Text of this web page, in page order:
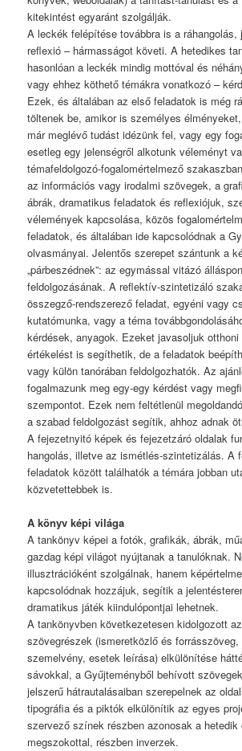
kitekintést egyaránt szolgálják.
A leckék felépítése továbbra is a ráhangolás,
reflexió – hármasságot követi. A hetedikes
hasonlóan a leckék mindig mottóval és
vagy ehhez köthető témákra vonatkozó –
Ezek, és általában az első feladatok is még
töltenek be, amikor is személyes
már meglévő tudást idézünk fel, vagy egy
esetleg egy jelenségről alkotunk véleményt
témafeldolgozó-fogalomértelmező
az információs vagy irodalmi szövegek, a
ábrák, dramatikus feladatok és reflexiójuk,
vélemények kapcsolása, közös
feladatok, és általában ide kapcsolódnak a
olvasmányai. Jelentős szerepet szántunk a
„párbeszédnek”: az egymással vitázó
feldolgozásának. A reflektív-szintetizáló
összegző-rendszerező feladat, egyéni vagy
kutatómunka, vagy a téma
kérdések, anyagok. Ezeket javasoljuk
értékelést is segíthetik, de a feladatok
vagy külön tanórában feldolgozhatók. Az
fogalmazunk meg egy-egy kérdést vagy
szempontot. Ezek nem feltétlenül
a szabad feldolgozást segítik, ahhoz adnak
A fejezetnyitó képek és fejezetzáró oldalak
hangolás, illetve az ismétlés-szintetizálás. A
feladatok között találhatók a témára jobban
közvetettebbek is.
A könyv képi világa
A tankönyv képei a fotók, grafikák, ábrák,
gazdag képi világot nyújtanak a tanulóknak.
illusztrációként szolgálnak, hanem
kapcsolódnak hozzájuk, segítik a
dramatikus játék kiindulópontjai lehetnek.
A tankönyvben következetesen kidolgozott
szövegrészek (ismeretközlő és forrásszöveg,
szemelvény, esetek leírása) elkülönítése
sávokkal, a Gyűjteményből behívott
jelszerű hátrautalásaiban szerepelnek az
tipográfia és a piktók elkülönítik az egyes
szervező színek részben azonosak a hetedik
megszokottal, részben inverzek.